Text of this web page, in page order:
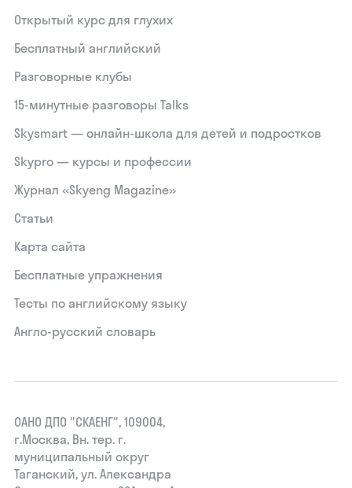
Открытый курс для глухих
Бесплатный английский
Разговорные клубы
15‑минутные разговоры Talks
Skysmart — онлайн-школа для детей и подростков
Skypro — курсы и профессии
Журнал «Skyeng Magazine»
Статьи
Карта сайта
Бесплатные упражнения
Тесты по английскому языку
Англо-русский словарь
ОАНО ДПО "СКАЕНГ", 109004,
г.Москва, Вн. тер. г.
муниципальный округ
Таганский, ул. Александра